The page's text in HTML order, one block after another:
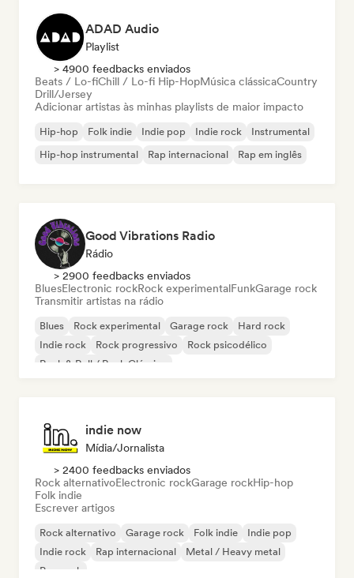
ADAD Audio
Playlist
> 4900 feedbacks enviados
Beats / Lo-fiChill / Lo-fi Hip-HopMúsica clássicaCountry
Drill/Jersey
Adicionar artistas às minhas playlists de maior impacto
Hip-hop Folk indie Indie pop Indie rock
Instrumental
Hip-hop instrumental
Rap internacional Rap em inglês
Good Vibrations Radio
Rádio
> 2900 feedbacks enviados
BluesElectronic rockRock experimentalFunkGarage rock
Transmitir artistas na rádio
Blues Rock experimental Garage rock
Hard rock
Indie rock
Rock progressivo
Rock psicodélico
Rock & Roll / Rock Clássico
indie now
Mídia/Jornalista
> 2400 feedbacks enviados
Rock alternativoElectronic rockGarage rockHip-hop
Folk indie
Escrever artigos
Rock alternativo Garage rock Folk indie
Indie pop
Indie rock
Rap internacional
Metal / Heavy metal
Pop rock